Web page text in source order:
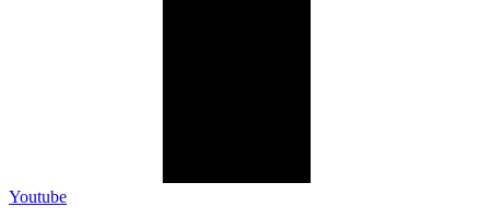
Youtube